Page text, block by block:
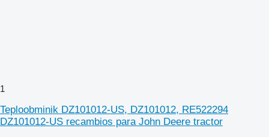
1
Teploobminik DZ101012-US, DZ101012, RE522294
DZ101012-US recambios para John Deere tractor